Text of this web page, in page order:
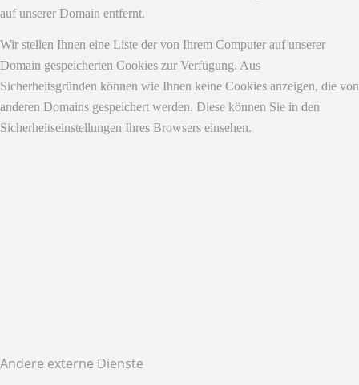
auf unserer Domain entfernt.
Wir stellen Ihnen eine Liste der von Ihrem Computer auf unserer
Domain gespeicherten Cookies zur Verfügung. Aus
Sicherheitsgründen können wie Ihnen keine Cookies anzeigen, die von
anderen Domains gespeichert werden. Diese können Sie in den
Sicherheitseinstellungen Ihres Browsers einsehen.
Andere externe Dienste